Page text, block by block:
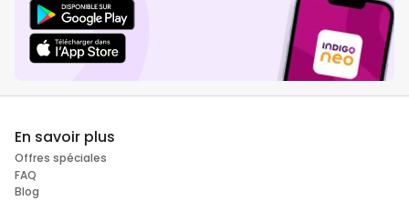
En savoir plus
Offres spéciales
FAQ
Blog